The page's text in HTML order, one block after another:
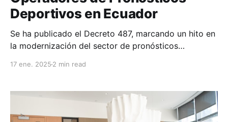
Deportivos en Ecuador
Se ha publicado el Decreto 487, marcando un hito en
la modernización del sector de pronósticos
17 ene. 2025 2 min read